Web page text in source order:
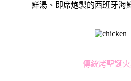
鮮湯、即席炮製的⻄班牙海
傳統烤聖誕火